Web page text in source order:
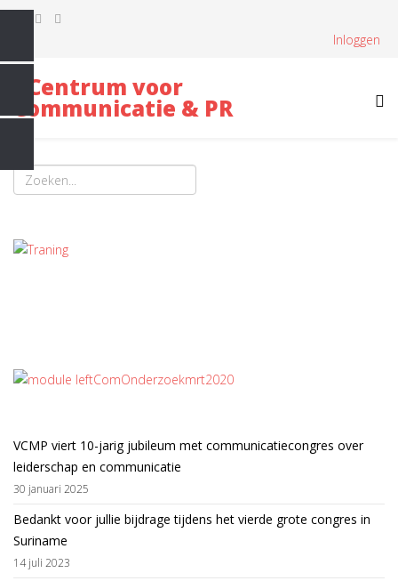
Inloggen
VCMP viert 10-jarig jubileum met communicatiecongres over
leiderschap en communicatie
30 januari 2025
Bedankt voor jullie bijdrage tijdens het vierde grote congres in
Suriname
14 juli 2023